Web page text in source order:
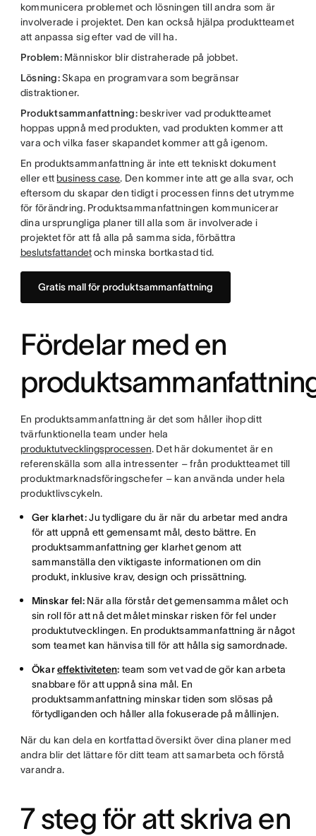
kommunicera problemet och lösningen till andra som är
involverade i projektet. Den kan också hjälpa produktteamet
att anpassa sig efter vad de vill ha.
Problem: Människor blir distraherade på jobbet.
Lösning:Skapa en programvara som begränsar
distraktioner.
Produktsammanfattning: beskriver vad produktteamet
hoppas uppnå med produkten, vad produkten kommer att
vara och vilka faser skapandet kommer att gå igenom.
En produktsammanfattning är inte ett tekniskt dokument
eller ett business case. Den kommer inte att ge alla svar, och
eftersom du skapar den tidigt i processen finns det utrymme
för förändring. Produktsammanfattningen kommunicerar
dina ursprungliga planer till alla som är involverade i
projektet för att få alla på samma sida, förbättra
beslutsfattandetoch minska bortkastad tid.
Gratis mall för produktsammanfattning
Fördelar med en
En produktsammanfattning är det som håller ihop ditt
tvärfunktionella team under hela
produktutvecklingsprocessen. Det här dokumentet är en
referenskälla som alla intressenter – från produktteamet till
produktmarknadsföringschefer – kan använda under hela
produktlivscykeln.
Ger klarhet:Ju tydligare du är när du arbetar med andra
för att uppnå ett gemensamt mål, desto bättre. En
produktsammanfattning ger klarhet genom att
sammanställa den viktigaste informationen om din
produkt, inklusive krav, design och prissättning.
Minskar fel: När alla förstår det gemensamma målet och
sin roll för att nå det målet minskar risken för fel under
produktutvecklingen. En produktsammanfattning är något
som teamet kan hänvisa till för att hålla sig samordnade.
Ökareffektiviteten: team som vet vad de gör kan arbeta
snabbare för att uppnå sina mål. En
produktsammanfattning minskar tiden som slösas på
förtydliganden och håller alla fokuserade på mållinjen.
När du kan dela en kortfattad översikt över dina planer med
andra blir det lättare för ditt team att samarbeta och förstå
varandra.
7 steg för att skriva en